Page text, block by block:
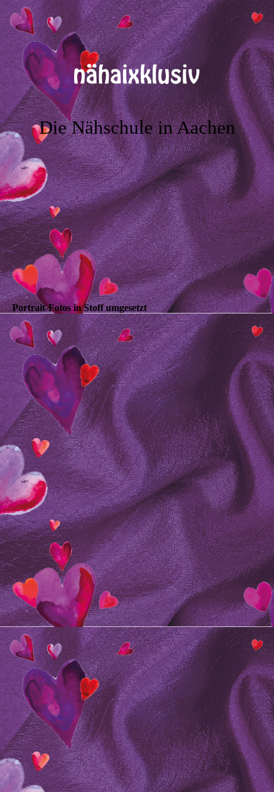
Die Nähschule in Aachen
Portrait-Fotos in Stoff umgesetzt